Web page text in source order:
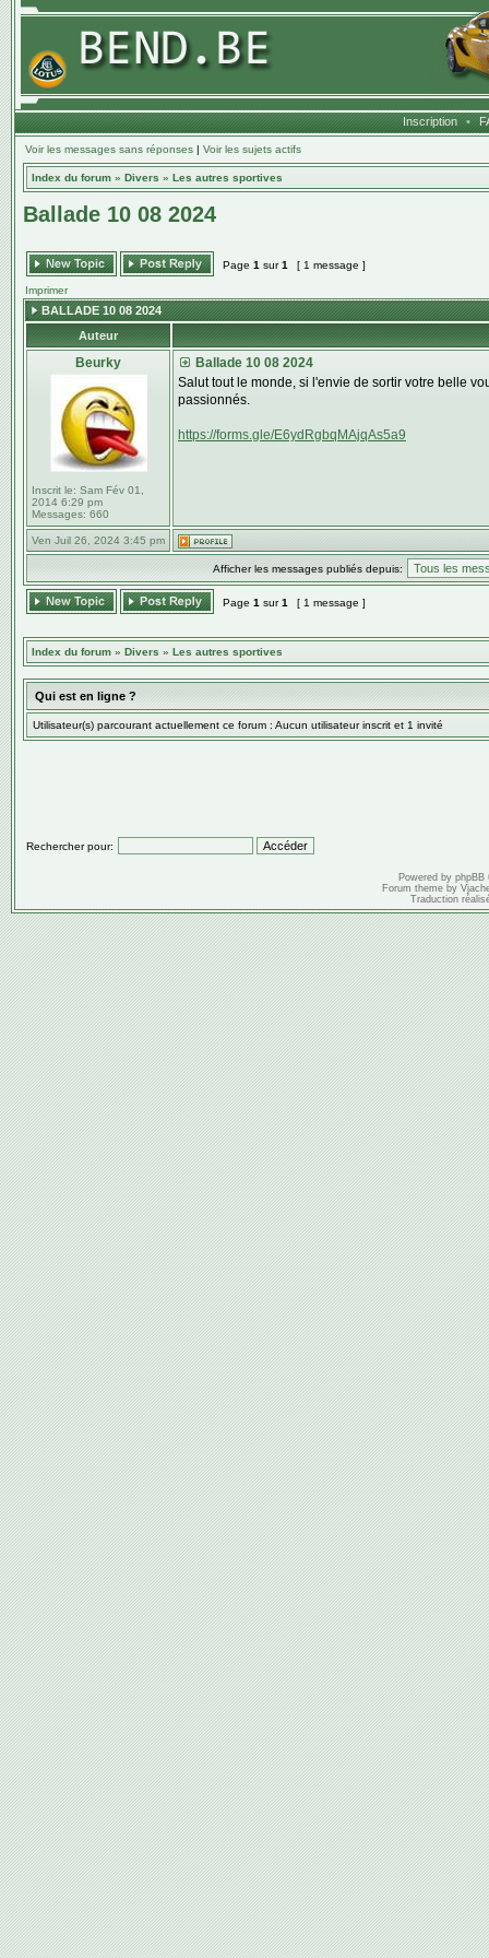
Inscription •
Voir les messages sans réponses | Voir les sujets actifs
Index du forum » Divers » Les autres sportives
Ballade 10 08 2024
Page 1 sur1 [ 1 message ]
Imprimer
BALLADE 10 08 2024
Auteur
Beurky
Inscrit le: Sam Fév 01,
2014 6:29 pm
Messages: 660
Ballade 10 08 2024
Salut tout le monde, si l'envie de sortir votre belle
passionnés.
https://forms.gle/E6ydRgbqMAjqAs5a9
Ven Juil 26, 2024 3:45 pm
Afficher les messages publiés depuis:
Page 1 sur1 [ 1 message ]
Index du forum » Divers » Les autres sportives
Qui est en ligne ?
Utilisateur(s) parcourant actuellement ce forum : Aucun utilisateur inscrit et 1 invité
Rechercher pour:
Powered by phpBB
Forum theme by
Traduction